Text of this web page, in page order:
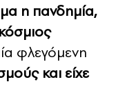
η πανδημία,
φλεγόμενη
και είχε